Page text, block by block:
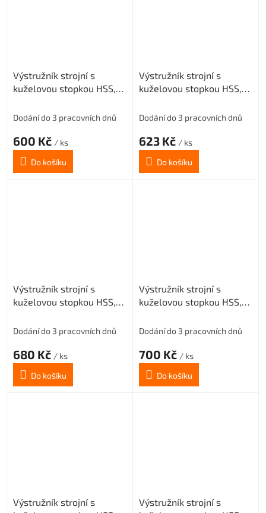
Výstružník strojní s
kuželovou stopkou HSS,
Dodání do 3 pracovních dnů
600 Kč / ks
Do košíku
Výstružník strojní s
kuželovou stopkou HSS,
Dodání do 3 pracovních dnů
623 Kč / ks
Do košíku
Výstružník strojní s
kuželovou stopkou HSS,
Dodání do 3 pracovních dnů
680 Kč / ks
Do košíku
Výstružník strojní s
kuželovou stopkou HSS,
Dodání do 3 pracovních dnů
700 Kč / ks
Do košíku
Výstružník strojní s
Výstružník strojní s